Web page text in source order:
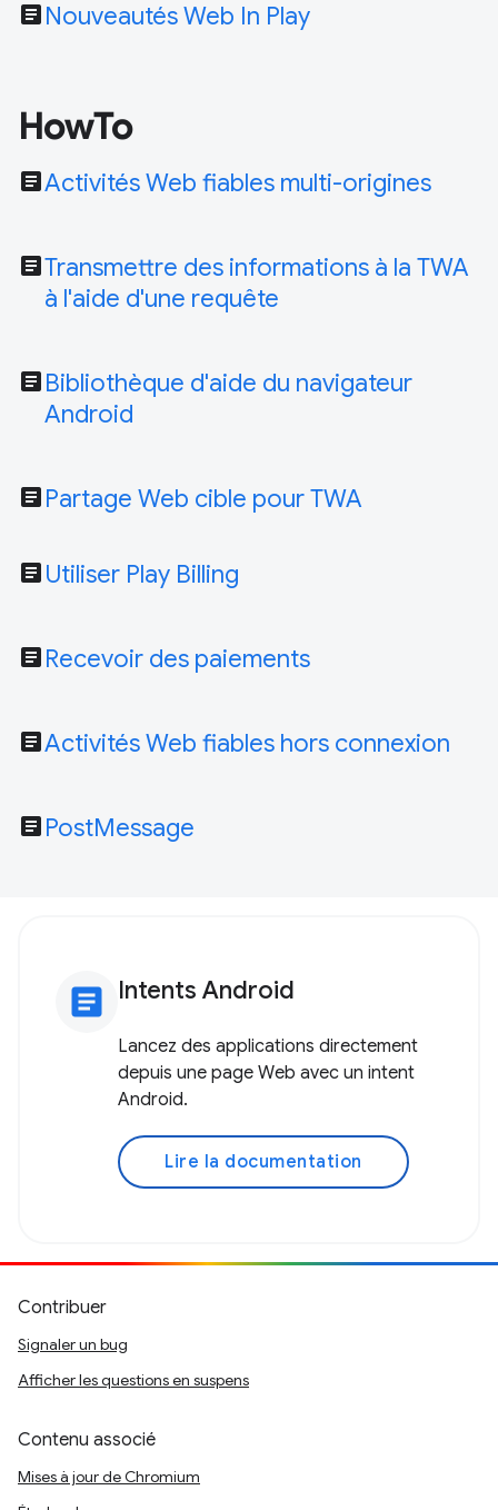
article Nouveautés Web In Play
HowTo
articleActivités Web fiables multi-origines
articleTransmettre des informations à la TWA
à l'aide d'une requête
article Bibliothèque d'aide du navigateur
Android
article Partage Web cible pour TWA
article Utiliser Play Billing
article Recevoir des paiements
articleActivités Web fiables hors connexion
article PostMessage
article Intents Android
Lancez des applications directement
depuis une page Web avec un intent
Android.
Lire la documentation
Contribuer
Signaler un bug
Afficher les questions en suspens
Contenu associé
Mises à jour de Chromium